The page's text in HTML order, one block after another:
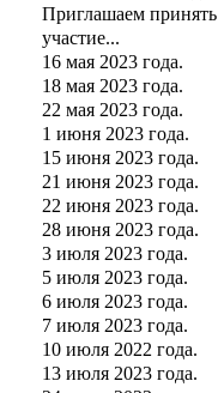
Приглашаем принять
участие...
16 мая 2023 года.
18 мая 2023 года.
22 мая 2023 года.
1 июня 2023 года.
15 июня 2023 года.
21 июня 2023 года.
22 июня 2023 года.
28 июня 2023 года.
3 июля 2023 года.
5 июля 2023 года.
6 июля 2023 года.
7 июля 2023 года.
10 июля 2022 года.
13 июля 2023 года.